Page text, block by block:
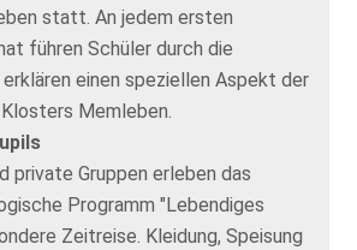
statt. An jedem ersten
führen Schüler durch die
einen speziellen Aspekt der
Memleben.
private Gruppen erleben das
Programm "Lebendiges
Zeitreise. Kleidung, Speisung